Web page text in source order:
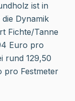
ist in
Dynamik
Fichte/Tanne
Euro pro
rund 129,50
pro Festmeter